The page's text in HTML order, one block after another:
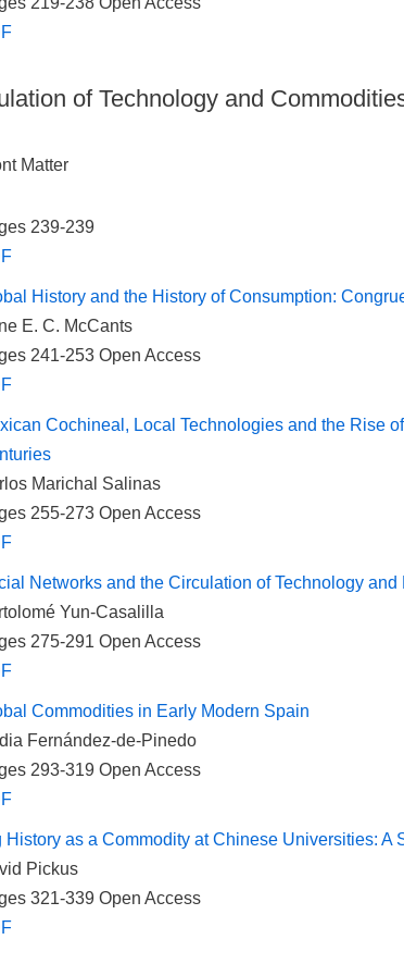
of Technology and
Matter
239-239
History and the History of Consumption:
E. C. McCants
241-253 Open Access
Cochineal, Local Technologies and the Rise
Marichal Salinas
255-273 Open Access
Networks and the Circulation of Technology
Yun-Casalilla
275-291 Open Access
Commodities in Early Modern Spain
Fernández-de-Pinedo
293-319 Open Access
History as a Commodity at Chinese Universities: A
Pickus
321-339 Open Access